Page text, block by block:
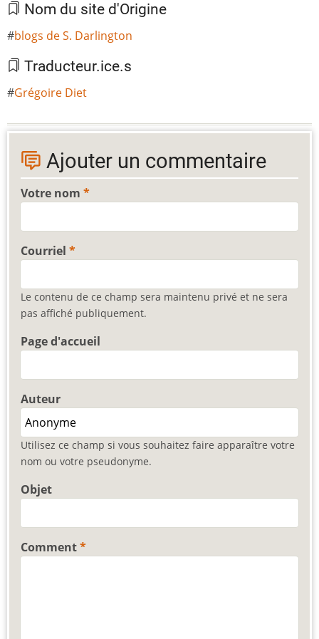
Nom du site d'Origine
blogs de S. Darlington
Traducteur.ice.s
Grégoire Diet
Ajouter un commentaire
Votre nom
Courriel
Le contenu de ce champ sera maintenu privé et ne sera
pas affiché publiquement.
Page d'accueil
Auteur
Utilisez ce champ si vous souhaitez faire apparaître votre
nom ou votre pseudonyme.
Objet
Comment